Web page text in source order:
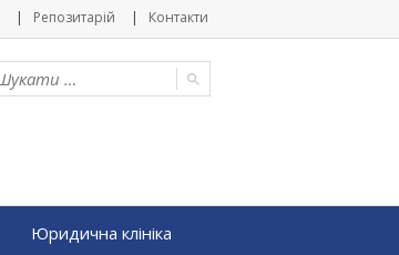
Репозитарій Контакти
Юридична клініка